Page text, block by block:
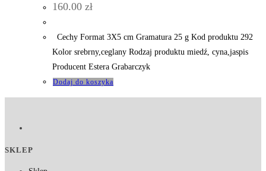
160.00 zł
Cechy Format 3X5 cm Gramatura 25 g Kod produktu 292
Kolor srebrny,ceglany Rodzaj produktu miedź, cyna,jaspis
Producent Estera Grabarczyk
Dodaj do koszyka
SKLEP